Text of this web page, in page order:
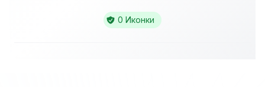
0 Иконки